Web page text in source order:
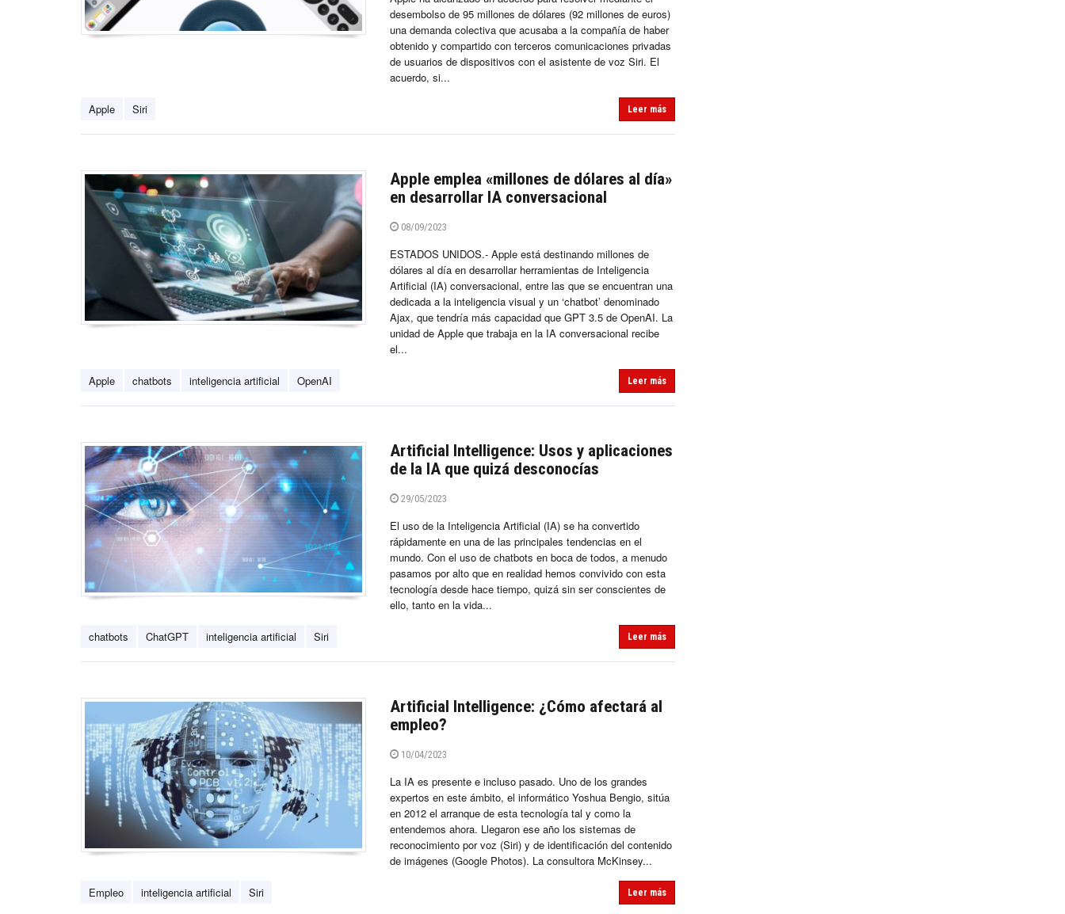
desembolso de 95 millones de dólares (92 millones de euros)
una demanda colectiva que acusaba a la compañía de haber
obtenido y compartido con terceros comunicaciones privadas
de usuarios de dispositivos con el asistente de voz Siri. El
acuerdo, si...
Apple Siri Leer más
Apple emplea «millones de dólares al día»
en desarrollar IA conversacional
08/09/2023
ESTADOS UNIDOS.- Apple está destinando millones de
dólares al día en desarrollar herramientas de Inteligencia
Artificial (IA) conversacional, entre las que se encuentran una
dedicada a la inteligencia visual y un ‘chatbot’ denominado
Ajax, que tendría más capacidad que GPT 3.5 de OpenAI. La
unidad de Apple que trabaja en la IA conversacional recibe
el...
Apple chatbots inteligencia artificial OpenAI Leer más
Artificial Intelligence: Usos y aplicaciones
de la IA que quizá desconocías
29/05/2023
El uso de la Inteligencia Artificial (IA) se ha convertido
rápidamente en una de las principales tendencias en el
mundo. Con el uso de chatbots en boca de todos, a menudo
pasamos por alto que en realidad hemos convivido con esta
tecnología desde hace tiempo, quizá sin ser conscientes de
ello, tanto en la vida...
chatbots ChatGPT inteligencia artificial Siri Leer más
Artificial Intelligence: ¿Cómo afectará al
empleo?
10/04/2023
La IA es presente e incluso pasado. Uno de los grandes
expertos en este ámbito, el informático Yoshua Bengio, sitúa
en 2012 el arranque de esta tecnología tal y como la
entendemos ahora. Llegaron ese año los sistemas de
reconocimiento por voz (Siri) y de identificación del contenido
de imágenes (Google Photos). La consultora McKinsey...
Empleo inteligencia artificial Siri Leer más